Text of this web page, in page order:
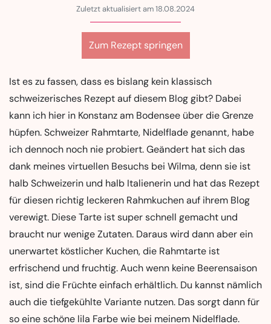
Zuletzt aktualisiert am 18.08.2024
Zum Rezept springen
Ist es zu fassen, dass es bislang kein klassisch
schweizerisches Rezept auf diesem Blog gibt? Dabei
kann ich hier in Konstanz am Bodensee über die Grenze
hüpfen. Schweizer Rahmtarte, Nidelflade genannt, habe
ich dennoch noch nie probiert. Geändert hat sich das
dank meines virtuellen Besuchs bei Wilma, denn sie ist
halb Schweizerin und halb Italienerin und hat das Rezept
für diesen richtig leckeren Rahmkuchen auf ihrem Blog
verewigt. Diese Tarte ist super schnell gemacht und
braucht nur wenige Zutaten. Daraus wird dann aber ein
unerwartet köstlicher Kuchen, die Rahmtarte ist
erfrischend und fruchtig. Auch wenn keine Beerensaison
ist, sind die Früchte einfach erhältlich. Du kannst nämlich
auch die tiefgekühlte Variante nutzen. Das sorgt dann für
so eine schöne lila Farbe wie bei meinem Nidelflade.